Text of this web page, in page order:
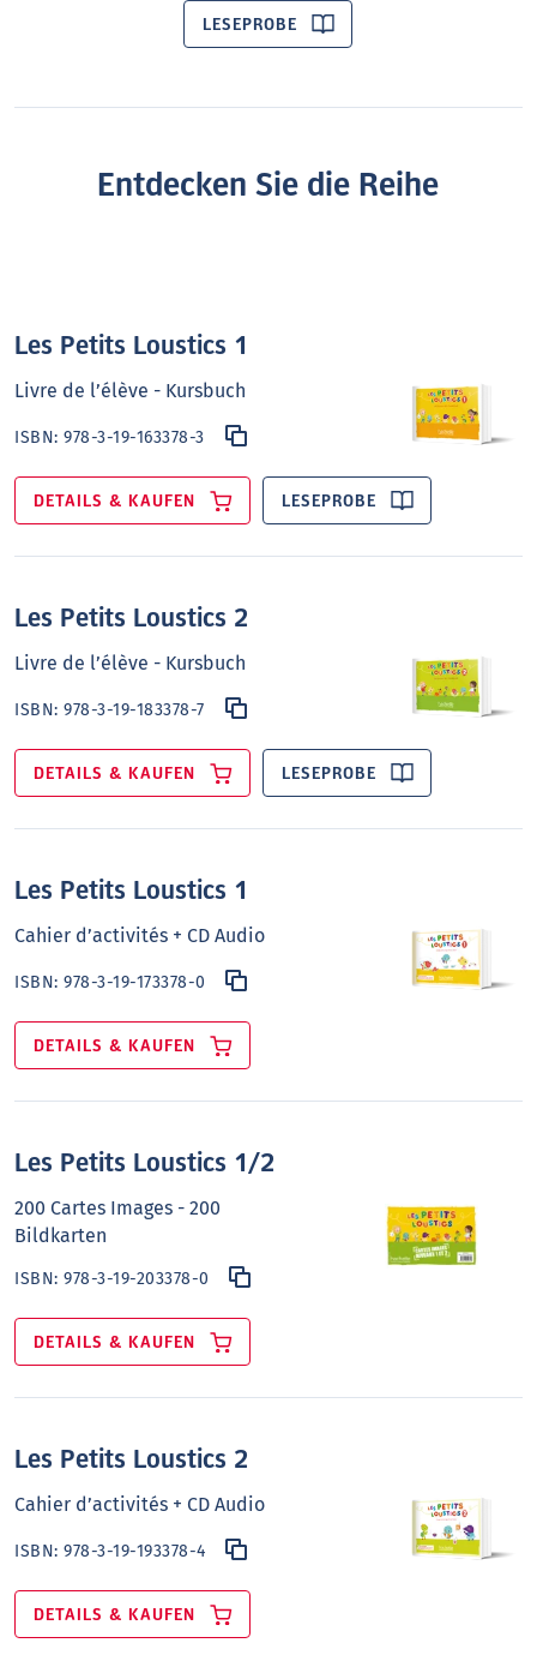
LESEPROBE
Entdecken Sie die Reihe
Les Petits Loustics 1
Livre de l’élève - Kursbuch
ISBN:978-3-19-163378-3
DETAILS & KAUFEN LESEPROBE
Les Petits Loustics 2
Livre de l’élève - Kursbuch
ISBN:978-3-19-183378-7
DETAILS & KAUFEN LESEPROBE
Les Petits Loustics 1
Cahier d’activités + CD Audio
ISBN:978-3-19-173378-0
DETAILS & KAUFEN
Les Petits Loustics 1/2
200 Cartes Images - 200
Bildkarten
ISBN:978-3-19-203378-0
DETAILS & KAUFEN
Les Petits Loustics 2
Cahier d’activités + CD Audio
ISBN:978-3-19-193378-4
DETAILS & KAUFEN